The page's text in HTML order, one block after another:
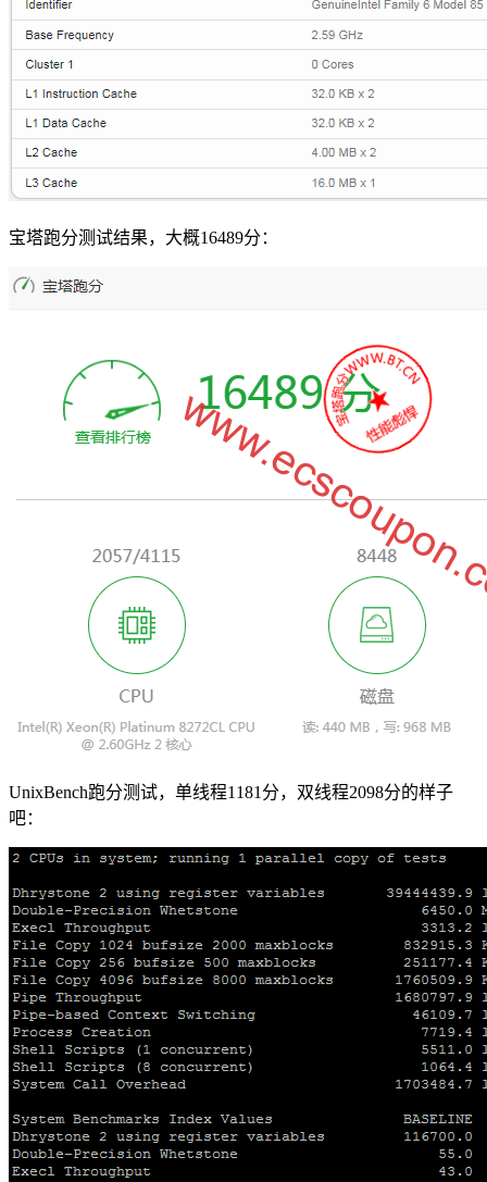
宝塔跑分测试结果，大概16489分：
UnixBench跑分测试，单线程1181分，双线程2098分的样子
吧：